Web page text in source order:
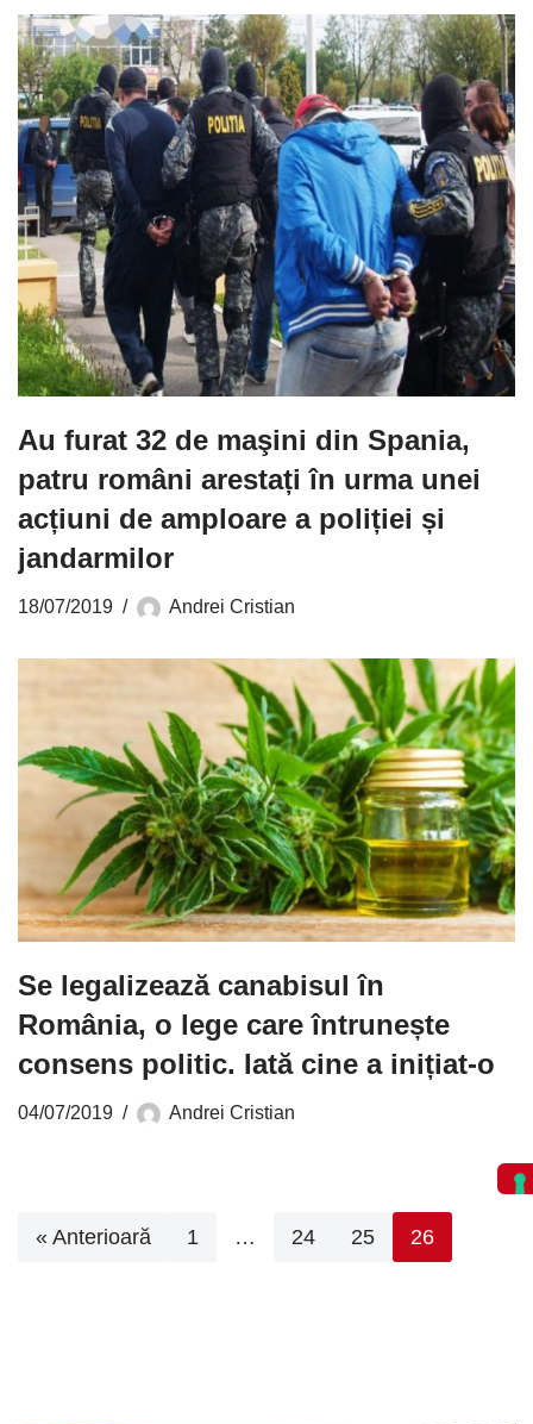
Au furat 32 de maşini din Spania,
patru români arestați în urma unei
acțiuni de amploare a poliției și
jandarmilor
18/07/2019 Andrei Cristian
Se legalizează canabisul în
România, o lege care întrunește
consens politic. Iată cine a inițiat-o
04/07/2019 Andrei Cristian
« Anterioară 1 … 24 25 26